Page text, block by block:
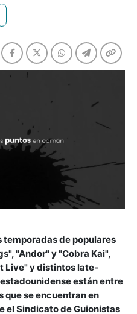
temporadas de populares
"Andor" y "Cobra Kai",
Live" y distintos late-
están entre
que se encuentran en
el Sindicato de Guionistas